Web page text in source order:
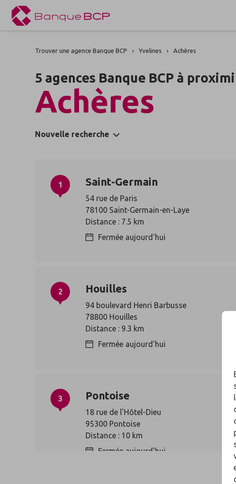
Trouver une agence Banque BCP Yvelines Achères
5 agences Banque BCP à
Achères
Nouvelle recherche
1 Saint-Germain
54 rue de Paris
78100 Saint-Germain-en-Laye
Distance : 7.5 km
Fermée aujourd'hui
2 Houilles
94 boulevard Henri Barbusse
78800 Houilles
Distance : 9.3 km
Fermée aujourd'hui
3 Pontoise
18 rue de l'Hôtel-Dieu
95300 Pontoise
Distance : 10 km
Fermée aujourd'hui